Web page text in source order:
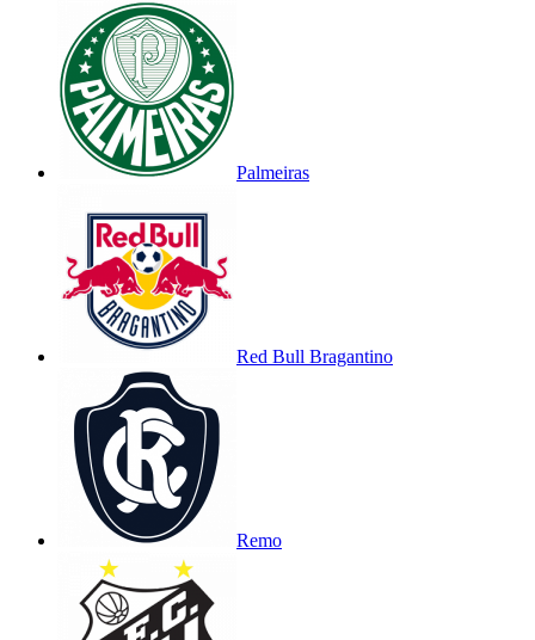
Palmeiras
Red Bull Bragantino
Remo